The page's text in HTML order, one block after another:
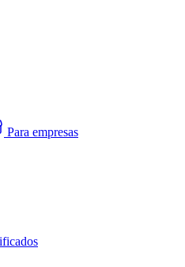
Para empresas